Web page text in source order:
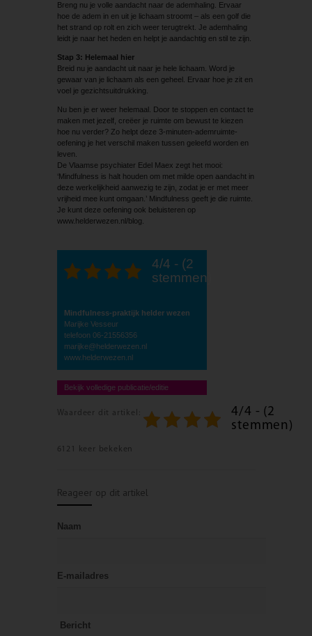
Breng nu je volle aandacht naar de ademhaling. Ervaar
hoe de adem in en uit je lichaam stroomt – als een golf die
het strand op rolt en zich weer terugtrekt. Je ademhaling
leidt je naar het heden en helpt je aandachtig en stil te zijn.
Stap 3: Helemaal hier
Breid nu je aandacht uit naar je hele lichaam. Word je
gewaar van je lichaam als een geheel. Ervaar hoe je zit en
voel je gezichtsuitdrukking.
Nu ben je er weer helemaal. Door te stoppen en contact te
maken met jezelf, creëer je ruimte om bewust te kiezen
hoe nu verder? Zo helpt deze 3-minuten-ademruimte-
oefening je het verschil maken tussen geleefd worden en
leven.
De Vlaamse psychiater Edel Maex zegt het mooi:
‘Mindfulness is halt houden om met milde open aandacht in
deze werkelijkheid aanwezig te zijn, zodat je er met meer
vrijheid mee kunt omgaan.’ Mindfulness geeft je die ruimte.
Je kunt deze oefening ook beluisteren op
www.helderwezen.nl/blog.
4/4 - (2
stemmen)
Mindfulness-praktijk helder wezen
Marijke Vesseur
telefoon 06-21556356
marijke@helderwezen.nl
www.helderwezen.nl
Bekijk volledige publicatie/editie
Waardeer dit artikel:
4/4 - (2
stemmen)
6121 keer bekeken
Reageer op dit artikel
Naam
E-mailadres
Bericht